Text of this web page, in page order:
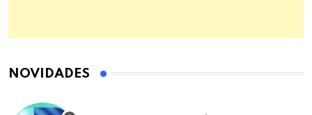
NOVIDADES